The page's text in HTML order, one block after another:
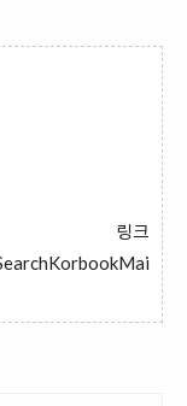
링크